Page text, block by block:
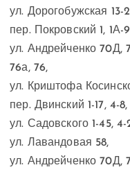
ул. Дорогобужская 13-
пер. Покровский 1, 1А-
ул. Андрейченко 70Д,
76а, 76,
ул. Криштофа
пер. Двинский 1-17, 4-8,
ул. Садовского 1-45, 4-
ул. Лавандовая 58,
ул. Андрейченко 70Д,